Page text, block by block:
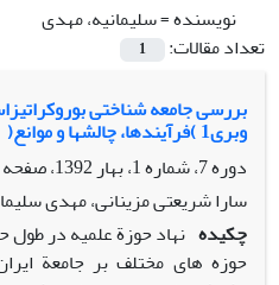
نویسنده =سلیمانیه، مهدی
تعداد مقالات:
1
بررسی جامعه شناختی
وبری1 )فرآیندها، چالشها و موانع(
دوره 7، شماره 1، بهار 1392، صفحه
سارا شریعتی مزینانی، مهدی
چکیده نهاد حوزة علمیه در
حوزه های مختلف بر جامعة